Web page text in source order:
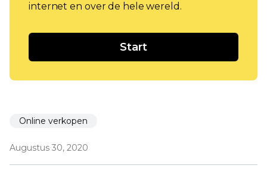
internet en over de hele wereld.
Start
Online verkopen
Augustus 30, 2020